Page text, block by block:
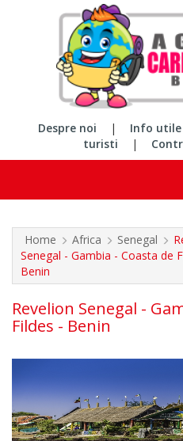
Despre noi | Info utile
turisti
|
Home Africa Senegal
Senegal - Gambia - Coasta de
Benin
Revelion Senegal -
Fildes - Benin